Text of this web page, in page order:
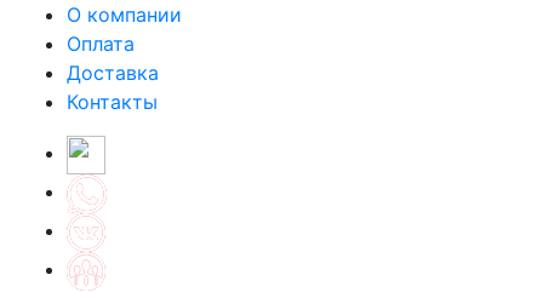
О компании
Оплата
Доставка
Контакты